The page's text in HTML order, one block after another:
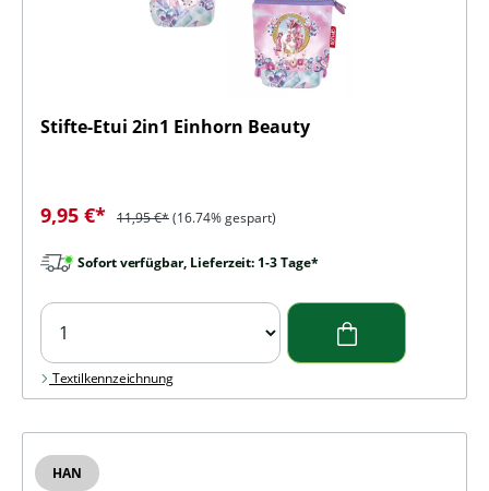
Stifte-Etui 2in1 Einhorn Beauty
Verkaufspreis:
9,95 €* Regulärer Preis:
11,95 €*(16.74% gespart)
Sofort verfügbar, Lieferzeit: 1-3 Tage*
Textilkennzeichnung
HAN